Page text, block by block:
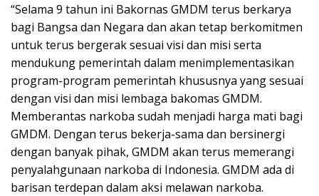
“Selama 9 tahun ini Bakornas GMDM terus berkarya
bagi Bangsa dan Negara dan akan tetap berkomitmen
untuk terus bergerak sesuai visi dan misi serta
mendukung pemerintah dalam menimplementasikan
program-program pemerintah khususnya yang sesuai
dengan visi dan misi lembaga bakomas GMDM.
Memberantas narkoba sudah menjadi harga mati bagi
GMDM. Dengan terus bekerja-sama dan bersinergi
dengan banyak pihak, GMDM akan terus memerangi
penyalahgunaan narkoba di Indonesia. GMDM ada di
barisan terdepan dalam aksi melawan narkoba.